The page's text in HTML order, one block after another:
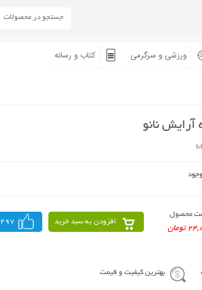
ورزشی و سرگرمی کتاب و رسانه
آرایش نانو
محصول
تومان
افزودن به سبد خرید 297 نفر
بهترین کیفیت و قیمت